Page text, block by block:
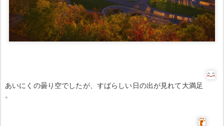
あいにくの曇り空でしたが、すばらしい日の出が見れて大満足
。